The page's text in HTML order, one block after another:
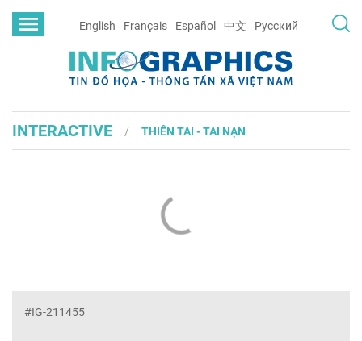
English Français Español 中文 Русский
INTERACTIVE THIÊN TAI - TAI NẠN
#IG-211455